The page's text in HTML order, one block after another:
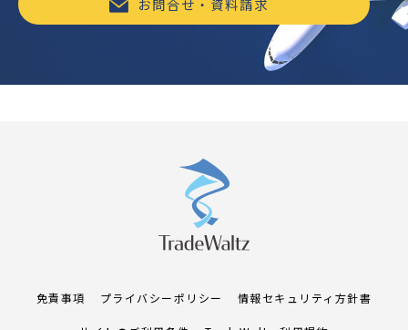
お問合せ・資料請求
免責事項 プライバシーポリシー 情報セキュリティ方針書